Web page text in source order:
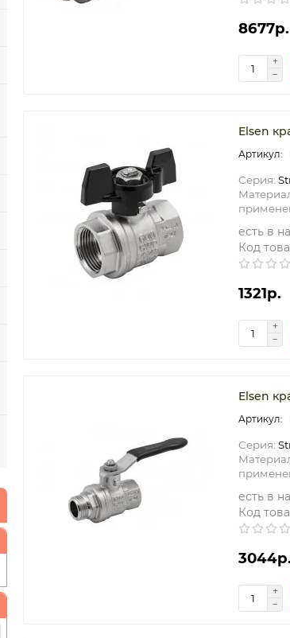
8677р.
Elsen
Серия:
есть в
Код
1321р.
Elsen
Серия:
есть в
Код
3044р.